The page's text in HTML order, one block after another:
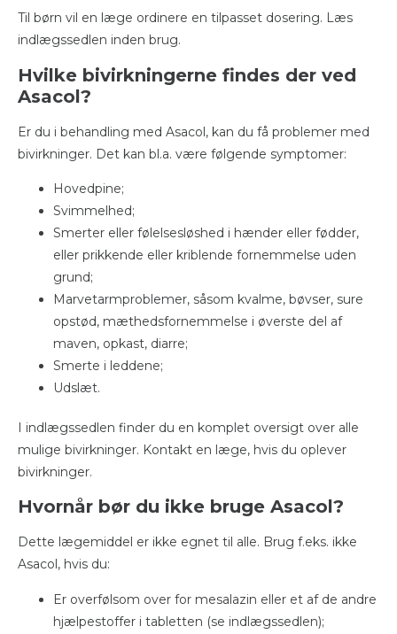
Til børn vil en læge ordinere en tilpasset dosering. Læs
indlægssedlen inden brug.
Hvilke bivirkningerne findes der ved
Asacol?
Er du i behandling med Asacol, kan du få problemer med
bivirkninger. Det kan bl.a. være følgende symptomer:
Hovedpine;
Svimmelhed;
Smerter eller følelsesløshed i hænder eller fødder,
eller prikkende eller kriblende fornemmelse uden
grund;
Marvetarmproblemer, såsom kvalme, bøvser, sure
opstød, mæthedsfornemmelse i øverste del af
maven, opkast, diarre;
Smerte i leddene;
Udslæt.
I indlægssedlen finder du en komplet oversigt over alle
mulige bivirkninger. Kontakt en læge, hvis du oplever
bivirkninger.
Hvornår bør du ikke bruge Asacol?
Dette lægemiddel er ikke egnet til alle. Brug f.eks. ikke
Asacol, hvis du:
Er overfølsom over for mesalazin eller et af de andre
hjælpestoffer i tabletten (se indlægssedlen);